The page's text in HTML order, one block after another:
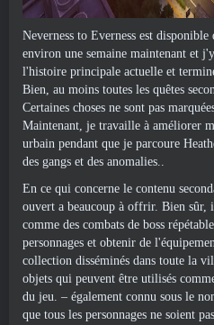
Neverness to Everness est
environ une semaine maintenant et
l'histoire principale actuelle et
Bien, au moins toutes les quêtes
Certaines choses ne sont pas
Maintenant, je travaille à améliorer
urbain pendant que je parcoure
des gangs et des anomalies..
En ce qui concerne le contenu
ouvert a beaucoup à offrir. Bien sûr,
comme des combats de boss
personnages et obtenir de
collection disséminés dans toute la
objets qui peuvent être utilisés
du jeu. – également connu sous le
que tous les personnages ne soient